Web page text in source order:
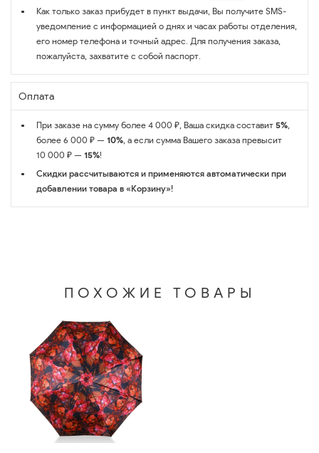
Как только заказ прибудет в пункт выдачи, Вы получите SMS-
уведомление с информацией о днях и часах работы отделения,
его номер телефона и точный адрес. Для получения заказа,
пожалуйста, захватите с собой паспорт.
Оплата
При заказе на сумму более 4 000 ₽, Ваша скидка составит 5%,
более 6 000 ₽ — 10%, а если сумма Вашего заказа превысит
10 000 ₽ — 15%!
Скидки рассчитываются и применяются автоматически при
добавлении товара в «Корзину»!
ПОХОЖИЕ ТОВАРЫ